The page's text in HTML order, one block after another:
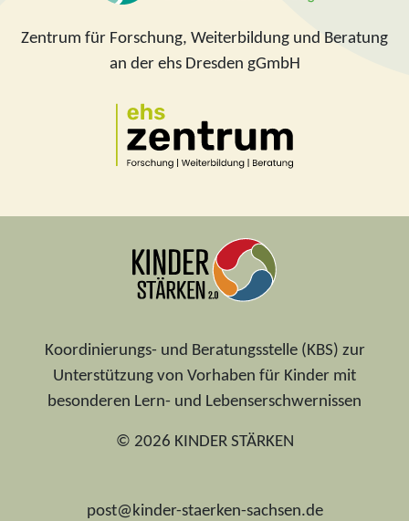
Zentrum für Forschung, Weiterbildung und Beratung
an der ehs Dresden gGmbH
Koordinierungs- und Beratungsstelle (KBS) zur
Unterstützung von Vorhaben für Kinder mit
besonderen Lern- und Lebenserschwernissen
© 2026 KINDER STÄRKEN
post@kinder-staerken-sachsen.de